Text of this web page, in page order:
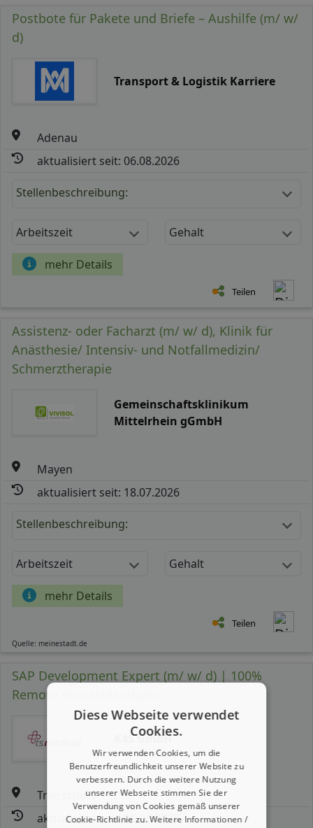
Postbote für Pakete und Briefe – Aushilfe (m/ w/
d)
Transport & Logistik Karriere
Adenau
aktualisiert seit: 06.08.2026
Stellenbeschreibung:
Arbeitszeit Gehalt
mehr Details
Teilen
Assistenz- oder Facharzt (m/ w/ d), Klinik für
Anästhesie/ Intensiv- und Notfallmedizin/
Schmerztherapie
Gemeinschaftsklinikum
Mittelrhein gGmbH
Mayen
aktualisiert seit: 18.07.2026
Stellenbeschreibung:
Arbeitszeit Gehalt
mehr Details
Teilen
Quelle: meinestadt.de
SAP Development Expert (m/ w/ d) | 100%
Remote deutschlandweit
K4S GmbH
Trierscheid
aktualisiert seit: 06.08.2026
Diese Webseite verwendet
Cookies.
Wir verwenden Cookies, um die
Benutzerfreundlichkeit unserer Website zu
verbessern. Durch die weitere Nutzung
unserer Webseite stimmen Sie der
Verwendung von Cookies gemäß unserer
Cookie-Richtlinie zu.Weitere Informationen /